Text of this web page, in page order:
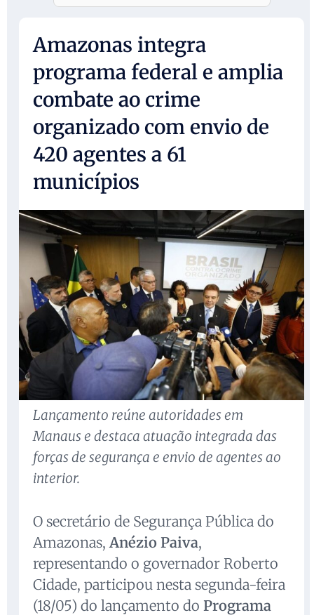
Amazonas integra
programa federal e amplia
combate ao crime
organizado com envio de
420 agentes a 61
municípios
Lançamento reúne autoridades em
Manaus e destaca atuação integrada das
forças de segurança e envio de agentes ao
interior.
O secretário de Segurança Pública do
Amazonas, Anézio Paiva,
representando o governador Roberto
Cidade, participou nesta segunda-feira
(18/05) do lançamento do Programa